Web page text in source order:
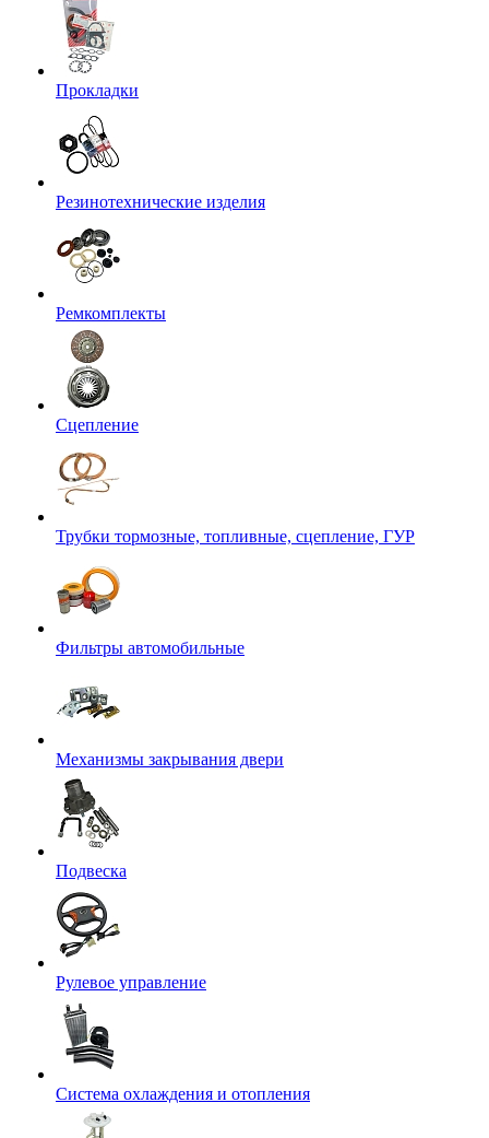
Прокладки
Резинотехнические изделия
Ремкомплекты
Сцепление
Трубки тормозные, топливные, сцепление, ГУР
Фильтры автомобильные
Механизмы закрывания двери
Подвеска
Рулевое управление
Система охлаждения и отопления